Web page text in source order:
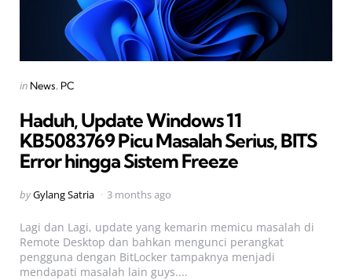
Categories
Posted
in News PC
Haduh, Update Windows 11
KB5083769 Picu Masalah Serius, BITS
Error hingga Sistem Freeze
Posted
byGylang Satria 3 months ago
Lagi dan Lagi, update yang kemarin memicu masalah di
Remote Desktop dan bahkan mengunci perangkat
pengguna dengan BitLocker tampaknya menjadi
mendapati masalah lain guys....